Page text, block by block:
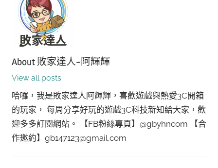
About敗家達人-阿輝輝
View all posts
哈囉，我是敗家達人阿輝輝，喜歡遊戲與熱愛3C開箱
的玩家， 每周分享好玩的遊戲3C科技新知給大家，歡
迎多多訂閱網站。 【FB粉絲專頁】@gbyhncom 【合
作邀約】gb147123@gmail.com